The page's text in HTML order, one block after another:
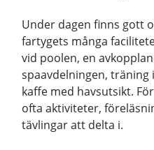
Under dagen finns gott
fartygets många
vid poolen, en
spaavdelningen, träning
kaffe med havsutsikt.
ofta aktiviteter,
tävlingar att delta i.